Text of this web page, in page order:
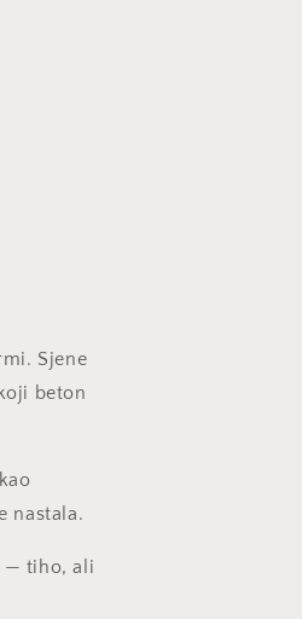
Sjene
beton
nastala.
— tiho, ali